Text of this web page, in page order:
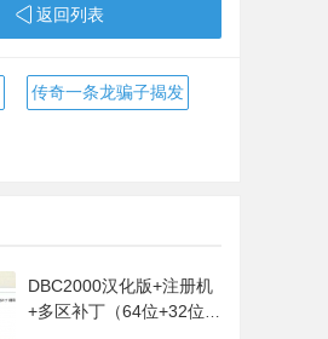
返回列表
传奇一条龙骗子揭发
DBC2000汉化版+注册机
+多区补丁（64位+32位的